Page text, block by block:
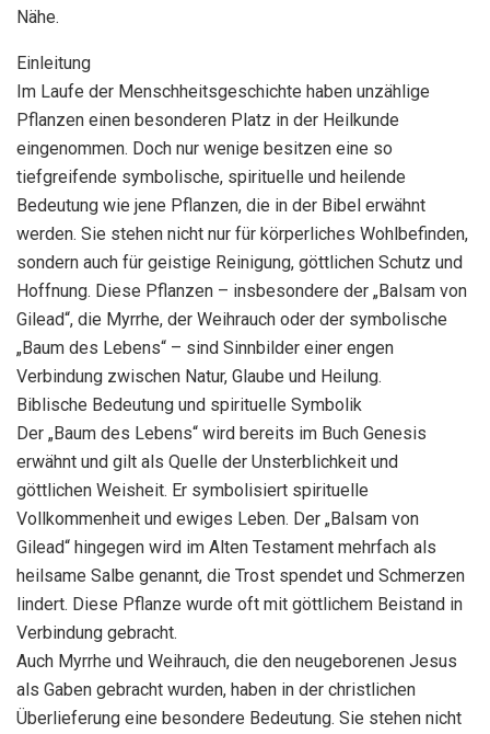
Nähe.
Einleitung
Im Laufe der Menschheitsgeschichte haben unzählige
Pflanzen einen besonderen Platz in der Heilkunde
eingenommen. Doch nur wenige besitzen eine so
tiefgreifende symbolische, spirituelle und heilende
Bedeutung wie jene Pflanzen, die in der Bibel erwähnt
werden. Sie stehen nicht nur für körperliches Wohlbefinden,
sondern auch für geistige Reinigung, göttlichen Schutz und
Hoffnung. Diese Pflanzen – insbesondere der „Balsam von
Gilead“, die Myrrhe, der Weihrauch oder der symbolische
„Baum des Lebens“ – sind Sinnbilder einer engen
Verbindung zwischen Natur, Glaube und Heilung.
Biblische Bedeutung und spirituelle Symbolik
Der „Baum des Lebens“ wird bereits im Buch Genesis
erwähnt und gilt als Quelle der Unsterblichkeit und
göttlichen Weisheit. Er symbolisiert spirituelle
Vollkommenheit und ewiges Leben. Der „Balsam von
Gilead“ hingegen wird im Alten Testament mehrfach als
heilsame Salbe genannt, die Trost spendet und Schmerzen
lindert. Diese Pflanze wurde oft mit göttlichem Beistand in
Verbindung gebracht.
Auch Myrrhe und Weihrauch, die den neugeborenen Jesus
als Gaben gebracht wurden, haben in der christlichen
Überlieferung eine besondere Bedeutung. Sie stehen nicht